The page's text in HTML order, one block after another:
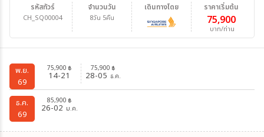
รหัสทัวร์
CH_SQ00004
จำนวนวัน
8วัน 5คืน
ราคาเริ่มต้น
75,900
บาท/ท่าน
เดินทางโดย
พ.ย.
69
75,900 ฿
14-21
75,900 ฿
28-05 ธ.ค.
ธ.ค.
69
85,900 ฿
26-02 ม.ค.